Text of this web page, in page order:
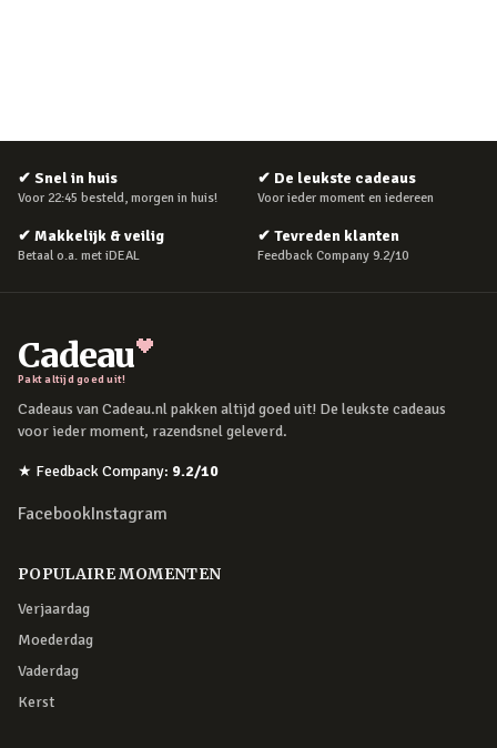
✔ Snel in huis
Voor 22:45 besteld, morgen in huis!
✔ De leukste cadeaus
Voor ieder moment en iedereen
✔ Makkelijk & veilig
Betaal o.a. met iDEAL
✔ Tevreden klanten
Feedback Company 9.2/10
Cadeau
Pakt altijd goed uit!
Cadeaus van Cadeau.nl pakken altijd goed uit! De leukste cadeaus
voor ieder moment, razendsnel geleverd.
★ Feedback Company: 9.2/10
FacebookInstagram
POPULAIRE MOMENTEN
Verjaardag
Moederdag
Vaderdag
Kerst